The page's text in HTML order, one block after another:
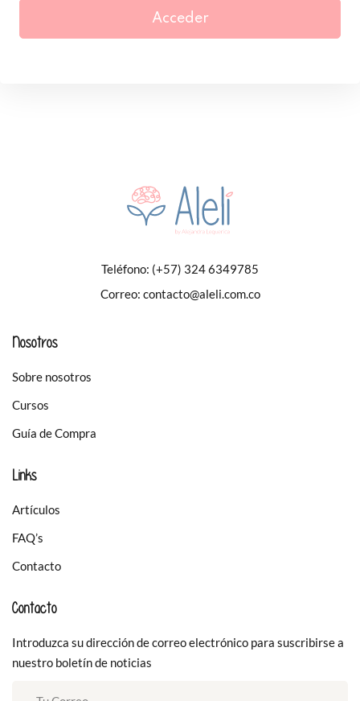
Acceder
Teléfono: (+57) 324 6349785
Correo: contacto@aleli.com.co
Nosotros
Sobre nosotros
Cursos
Guía de Compra
Links
Artículos
FAQ’s
Contacto
Contacto
Introduzca su dirección de correo electrónico para suscribirse a
nuestro boletín de noticias